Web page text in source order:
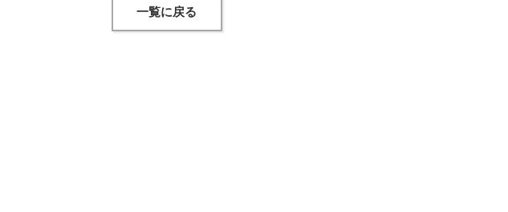
一覧に戻る